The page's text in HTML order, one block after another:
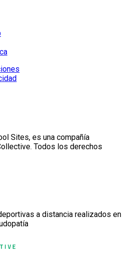
Sites, es una compañía
Todos los derechos
a distancia realizados en